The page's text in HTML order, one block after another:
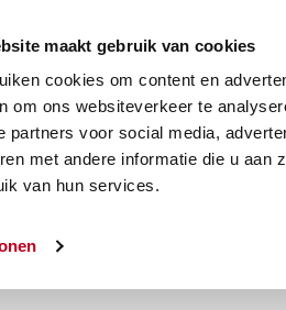
maakt gebruik van cookies
cookies om content en
om ons websiteverkeer te
partners voor social media,
met andere informatie die u aan
van hun services.
Blog Veiligheid